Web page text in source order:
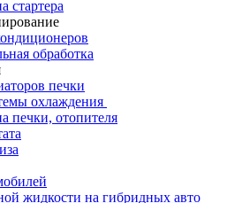
стартера
обработка
печки
охлаждения
печки, отопителя
жидкости на гибридных авто